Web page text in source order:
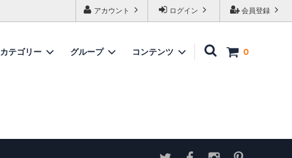
会員登録
ログイン
アカウント
0
カテゴリー
テーブル
グループ コンテンツ
アンティーク商品 概略と取扱い方